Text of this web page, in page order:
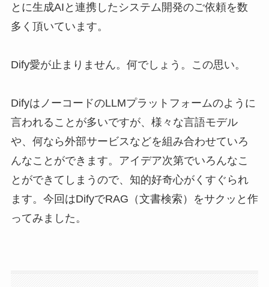
とに生成AIと連携したシステム開発のご依頼を数
多く頂いています。
Dify愛が止まりません。何でしょう。この思い。​
DifyはノーコードのLLMプラットフォームのように
言われることが多いですが、様々な言語モデル
や、何なら外部サービスなどを組み合わせていろ
んなことができます。アイデア次第でいろんなこ
とができてしまうので、知的好奇心がくすぐられ
ます。今回はDifyでRAG（文書検索）をサクッと作
ってみました。